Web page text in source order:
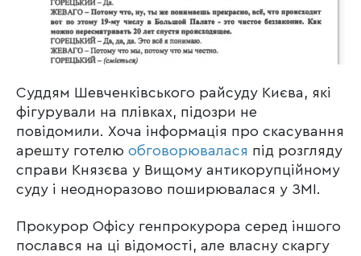
Суддям Шевченківського райсуду Києва, які
фігурували на плівках, підозри не
повідомили. Хоча інформація про скасування
арешту готелю обговорювалася під розгляду
справи Князєва у Вищому антикорупційному
суду і неодноразово поширювалася у ЗМІ.
Прокурор Офісу генпрокурора серед іншого
послався на ці відомості, але власну скаргу